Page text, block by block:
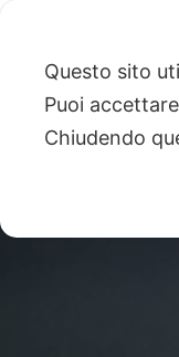
Questo sito
Puoi
Chiudendo